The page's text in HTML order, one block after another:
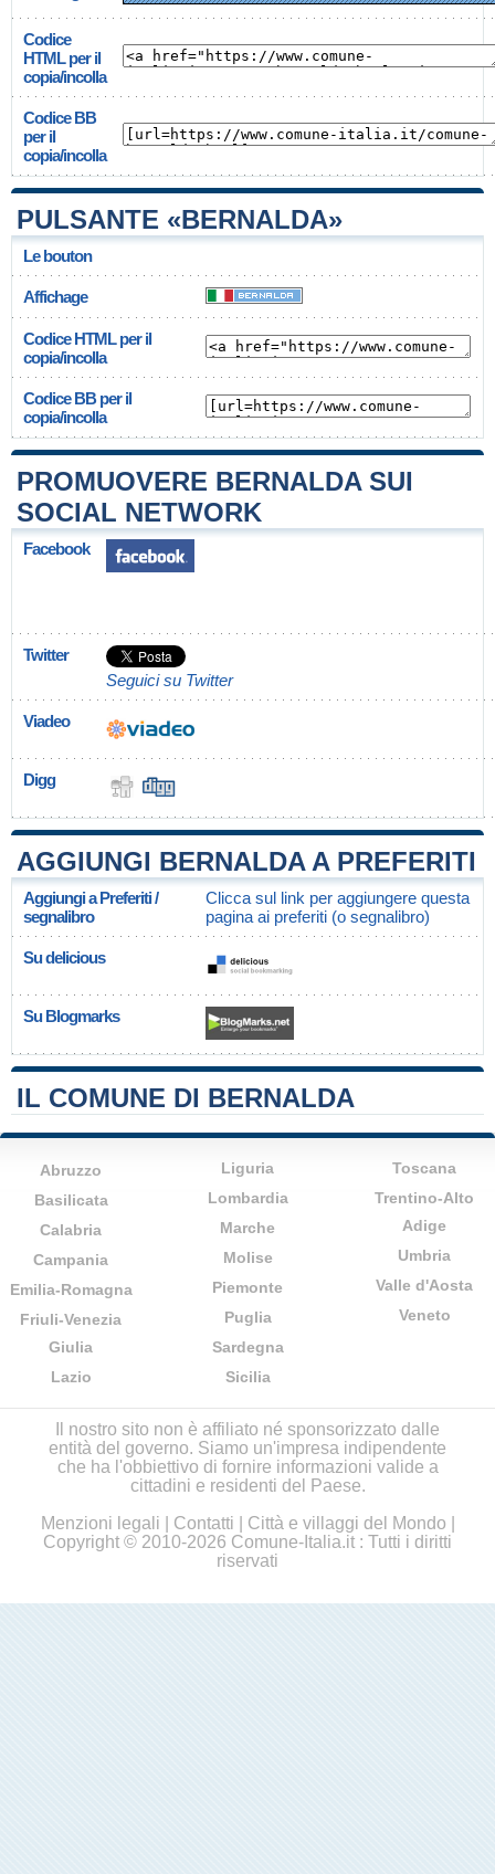
Codice
HTML per il
copia/incolla
Codice BB
per il
copia/incolla
PULSANTE «BERNALDA»
Le bouton
Affichage
Codice HTML per il
copia/incolla
Codice BB per il
copia/incolla
PROMUOVERE BERNALDA SUI
SOCIAL NETWORK
Facebook
Twitter
Seguici su Twitter
Viadeo
Digg
AGGIUNGI BERNALDA A PREFERITI
Aggiungi a Preferiti /
segnalibro
Clicca sul link per aggiungere questa
pagina ai preferiti (o segnalibro)
Su delicious
Su Blogmarks
IL COMUNE DI BERNALDA
Abruzzo
Basilicata
Calabria
Campania
Emilia-Romagna
Friuli-Venezia
Giulia
Lazio
Liguria
Lombardia
Marche
Molise
Piemonte
Puglia
Sardegna
Sicilia
Toscana
Trentino-Alto
Adige
Umbria
Valle d'Aosta
Veneto
Il nostro sito non è affiliato né sponsorizzato dalle
entità del governo. Siamo un'impresa indipendente
che ha l'obbiettivo di fornire informazioni valide a
cittadini e residenti del Paese.
Menzioni legali
Contatti Città e villaggi del Mondo
Copyright © 2010-2026 Comune-Italia.it : Tutti i diritti
riservati